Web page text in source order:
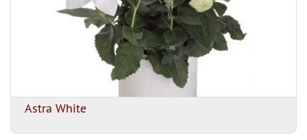
Astra White